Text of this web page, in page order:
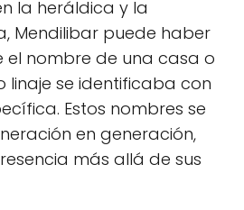
la heráldica y la
Mendilibar puede haber
el nombre de una casa o
linaje se identificaba con
Estos nombres se
en generación,
más allá de sus